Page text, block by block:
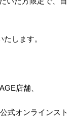
します。
店舗、
オンラインスト